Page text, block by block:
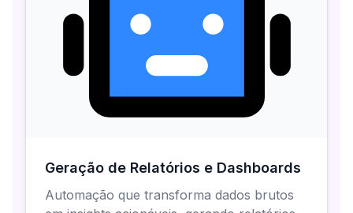
Geração de Relatórios e Dashboards
Automação que transforma dados brutos